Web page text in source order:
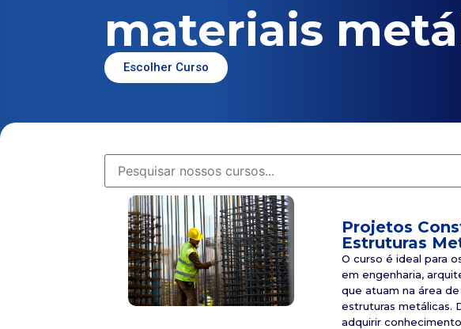
materiais
Escolher Curso
Projetos
Estruturas
O curso é ideal para
em engenharia,
que atuam na área
estruturas metálicas.
adquirir